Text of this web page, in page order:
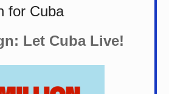
for Cuba
Let Cuba Live!